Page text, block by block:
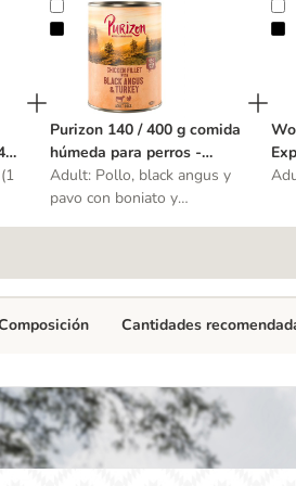
1 x 400 gPurizon 140 / 400 g comida
Purizon 140 / 400 g comida
húmeda para perros -
Oferta de prueba
Adult: Pollo, black angus y
pavo con boniato y
Cantidades